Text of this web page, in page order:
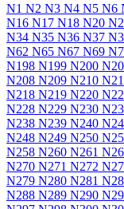
N1 N2 N3 N4 N5 N6
N16 N17 N18 N20
N34 N35 N36 N37
N62 N65 N67 N69
N198 N199 N200
N208 N209 N210
N218 N219 N220
N228 N229 N230
N238 N239 N240
N248 N249 N250
N258 N260 N261
N270 N271 N272
N279 N280 N281
N288 N289 N290